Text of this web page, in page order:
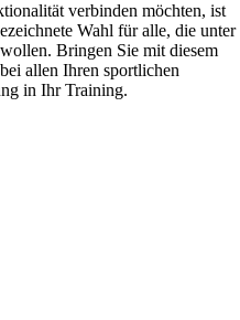
verbinden möchten, ist
Wahl für alle, die unter
Bringen Sie mit diesem
allen Ihren sportlichen
in Ihr Training.